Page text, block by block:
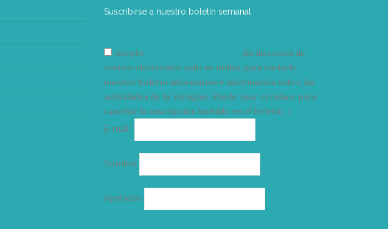
Suscribirse a nuestro boletín semanal
Acepto
Su dirección de
correo electrónico solo se utiliza para enviarle
nuestro boletín informativo e información sobre las
actividades de la Vorágine. Puede usar el enlace para
cancelar la suscripción incluido en el boletín. >
E-mail*
electrónico
Nombre
Apellidos